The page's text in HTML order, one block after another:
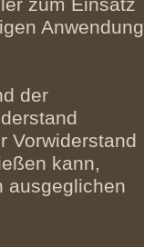
zum Einsatz
Anwendung
der
Vorwiderstand
kann,
ausgeglichen